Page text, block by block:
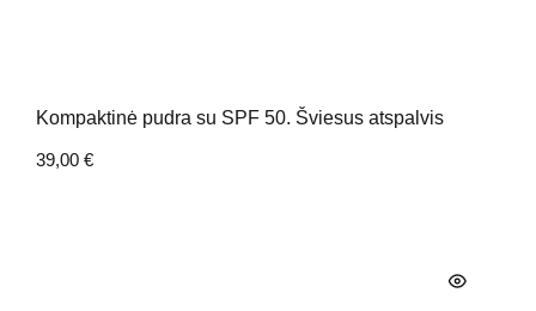
Kompaktinė pudra su SPF 50. Šviesus atspalvis
39,00 €